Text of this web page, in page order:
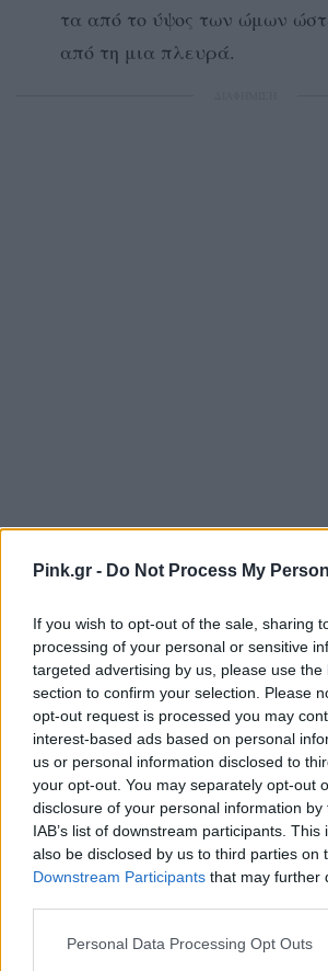
Pink.gr - Do Not Process My
If you wish to opt-out of the sale, sharing
processing of your personal or sensitive
targeted advertising by us, please use the
section to confirm your selection. Please
opt-out request is processed you may
interest-based ads based on personal
us or personal information disclosed to
your opt-out. You may separately opt-out
disclosure of your personal information
IAB’s list of downstream participants.
also be disclosed by us to third parties on
Downstream Participants that may further
Personal Data Processing Opt Outs
τα από το ύψος των ώμων
από τη μια πλευρά.
Ακολουθήστε το Pink.gr στο
μάθετε πρώτοιτα πιο hot νέα.
Ακολουθήστε το Pink.gr και στο
ΔΙΑΦΗΜΙΣΗ